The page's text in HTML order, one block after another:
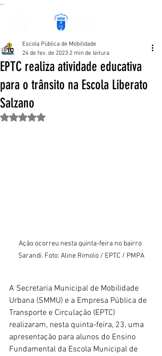
EPTC realiza atividade educativa
para o trânsito na Escola Liberato
Salzano
Escola Pública de Mobilidade
24 de fev. de 2023 2 min de leitura
Avaliado com NaN de 5 estrelas.
Ação ocorreu nesta quinta-feira no bairro
Sarandi. Foto: Aline Rimolo / EPTC / PMPA
A Secretaria Municipal de Mobilidade
Urbana (SMMU) e a Empresa Pública de
Transporte e Circulação (EPTC)
realizaram, nesta quinta-feira, 23, uma
apresentação para alunos do Ensino
Fundamental da Escola Municipal de